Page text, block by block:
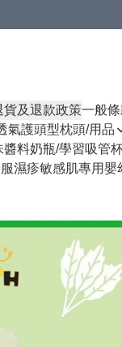
貨及退款政策一般
氣護頭型枕頭/用品
醬料奶瓶/學習吸管
濕疹敏感肌專用嬰